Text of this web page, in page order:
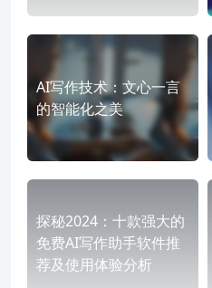
AI写作技术：文心一言
的智能化之美
探秘2024：十款强大的
免费AI写作助手软件推
荐及使用体验分析